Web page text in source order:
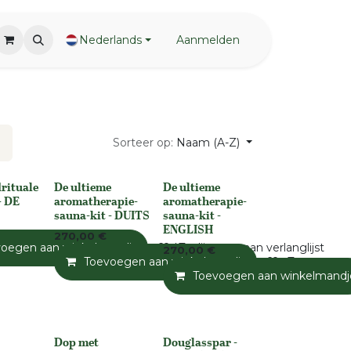
Nederlands Aanmelden
Sorteer op: Naam (A-Z)
Toevoegen aan verlanglijst
DE
aan winkelmandje Toevoegen aan verlanglijst
None
De ultieme
aromatherapie-
sauna-kit - DUITS
270,00 €
Toevoegen aan winkelmandje
None
De ultieme
aromatherapie-
sauna-kit -
ENGLISH
270,00 €
Toevoegen aan
Dop met Douglasspar -